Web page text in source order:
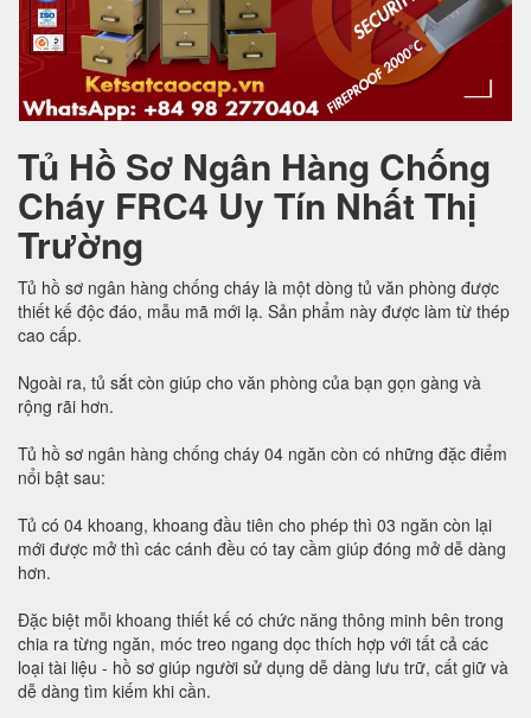
Tủ Hồ Sơ Ngân Hàng Chống
Cháy FRC4 Uy Tín Nhất Thị
Trường
Tủ hồ sơ ngân hàng chống cháy là một dòng tủ văn phòng được
thiết kế độc đáo, mẫu mã mới lạ. Sản phẩm này được làm từ thép
cao cấp.
Ngoài ra, tủ sắt còn giúp cho văn phòng của bạn gọn gàng và
rộng rãi hơn.
Tủ hồ sơ ngân hàng chống cháy 04 ngăn còn có những đặc điểm
nổi bật sau:
Tủ có 04 khoang, khoang đầu tiên cho phép thì 03 ngăn còn lại
mới được mở thì các cánh đều có tay cầm giúp đóng mở dễ dàng
hơn.
Đặc biệt mỗi khoang thiết kế có chức năng thông minh bên trong
chia ra từng ngăn, móc treo ngang dọc thích hợp với tất cả các
loại tài liệu - hồ sơ giúp người sử dụng dễ dàng lưu trữ, cất giữ và
dễ dàng tìm kiếm khi cần.